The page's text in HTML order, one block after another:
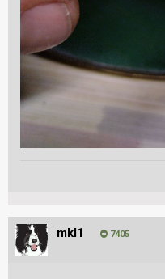
mkl1 7405